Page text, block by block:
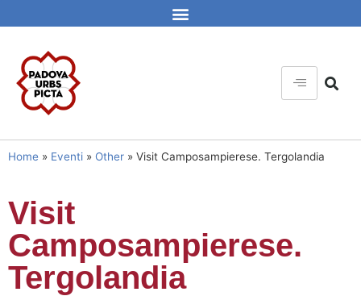
Home » Eventi » Other » Visit Camposampierese. Tergolandia
Visit
Camposampierese.
Tergolandia